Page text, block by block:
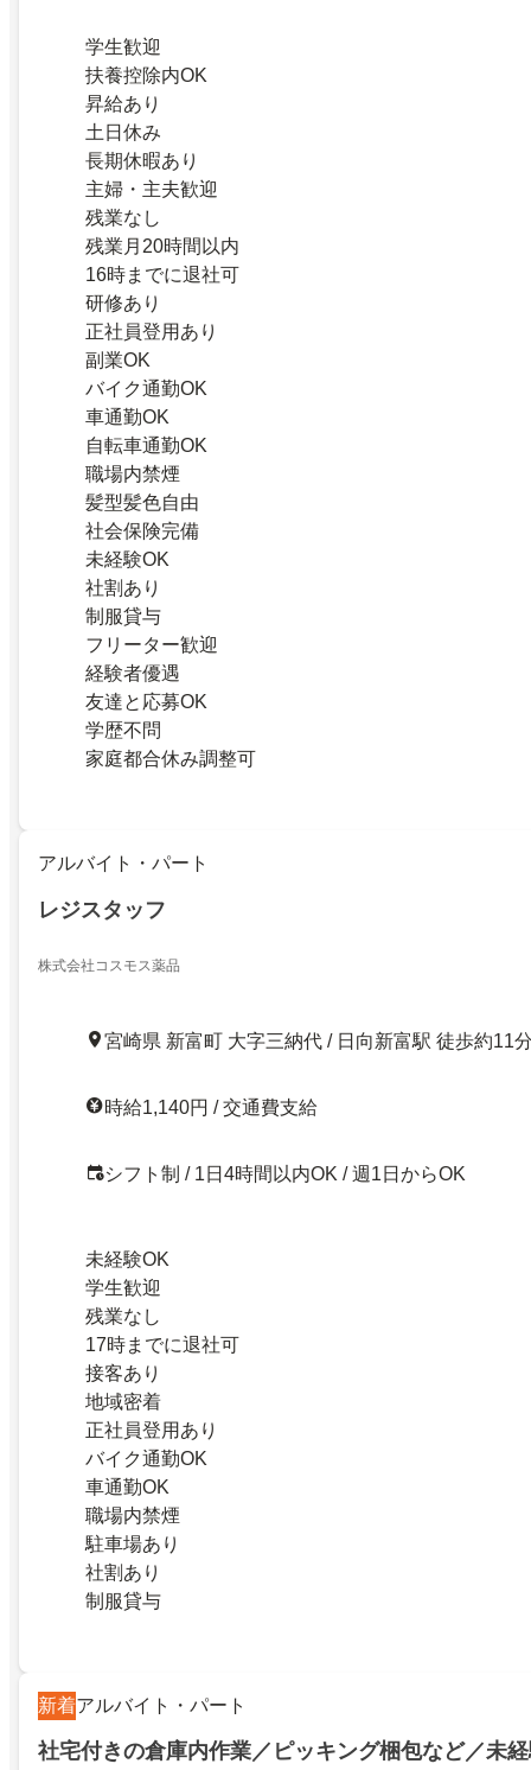
学生歓迎
扶養控除内OK
昇給あり
土日休み
長期休暇あり
主婦・主夫歓迎
残業なし
残業月20時間以内
16時までに退社可
研修あり
正社員登用あり
副業OK
バイク通勤OK
車通勤OK
自転車通勤OK
職場内禁煙
髪型髪色自由
社会保険完備
未経験OK
社割あり
制服貸与
フリーター歓迎
経験者優遇
友達と応募OK
学歴不問
家庭都合休み調整可
アルバイト・パート
レジスタッフ
株式会社コスモス薬品
宮崎県 新富町 大字三納代 / 日向新富駅 徒歩約11
時給1,140円 / 交通費支給
シフト制 / 1日4時間以内OK / 週1日からOK
未経験OK
学生歓迎
残業なし
17時までに退社可
接客あり
地域密着
正社員登用あり
バイク通勤OK
車通勤OK
職場内禁煙
駐車場あり
社割あり
制服貸与
新着アルバイト・パート
社宅付きの倉庫内作業／ピッキング梱包など／未